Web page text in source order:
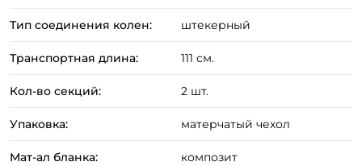
Тип соединения колен: штекерный
Транспортная длина: 111 см.
Кол-во секций: 2 шт.
Упаковка: матерчатый чехол
Мат-ал бланка: композит
Создать аккаунт